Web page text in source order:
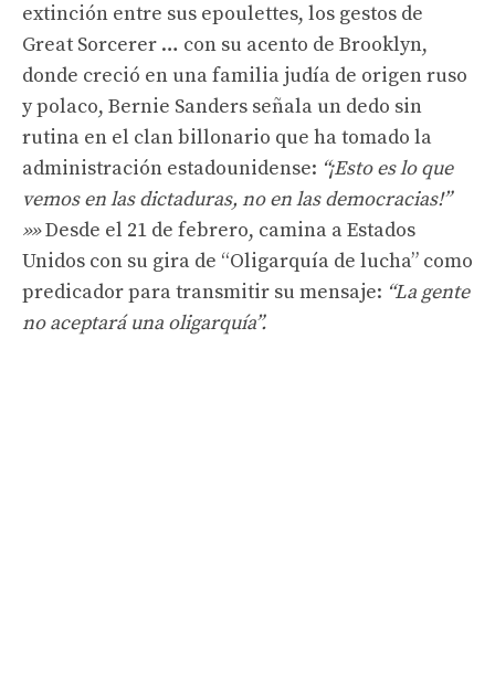
extinción entre sus epoulettes, los gestos de
Great Sorcerer … con su acento de Brooklyn,
donde creció en una familia judía de origen ruso
y polaco, Bernie Sanders señala un dedo sin
rutina en el clan billonario que ha tomado la
administración estadounidense: “¡Esto es lo que
vemos en las dictaduras, no en las democracias!”
»»Desde el 21 de febrero, camina a Estados
Unidos con su gira de “Oligarquía de lucha” como
predicador para transmitir su mensaje: “La gente
no aceptará una oligarquía”.